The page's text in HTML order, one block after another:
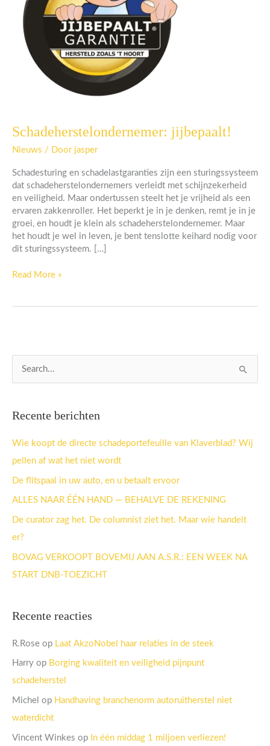
Schadeherstelondernemer: jijbepaalt!
Nieuws / Door jasper
Schadesturing en schadelastgaranties zijn een sturingssysteem
dat schadeherstelondernemers verleidt met schijnzekerheid
en veiligheid. Maar ondertussen steelt het je vrijheid als een
ervaren zakkenroller. Het beperkt je in je denken, remt je in je
groei, en houdt je klein als schadeherstelondernemer. Maar
het houdt je wel in leven, je bent tenslotte keihard nodig voor
dit sturingssysteem. […]
Schadeherstelondernemer:
Read More »
n
a
a
r
Recente berichten
Wie koopt de directe schadeportefeuille van Klaverblad? Wij
pellen af wat het niet wordt
De flitspaal in uw auto, en u betaalt ervoor
ALLES NAAR ÉÉN HAND — BEHALVE DE REKENING
De curator zag het. De columnist ziet het. Maar wie handelt
er?
BOVAG VERKOOPT BOVEMIJ AAN A.S.R.: EEN WEEK NA
START DNB-TOEZICHT
Recente reacties
R.Rose op Laat AkzoNobel haar relaties in de steek
Harry op Borging kwaliteit en veiligheid pijnpunt
schadeherstel
Michel op Handhaving branchenorm autoruitherstel niet
waterdicht
Vincent Winkes op In één middag 1 miljoen verliezen!